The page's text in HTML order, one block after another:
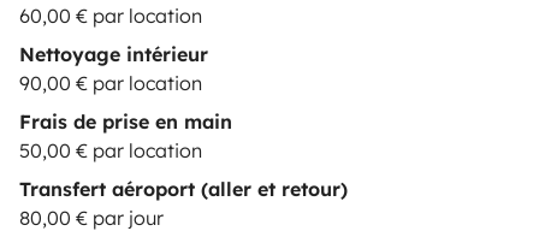
60,00 € par location
Nettoyage intérieur
90,00 € par location
Frais de prise en main
50,00 € par location
Transfert aéroport (aller et retour)
80,00 € par jour